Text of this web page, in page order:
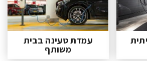
עמדת טעינה בבית
משותף